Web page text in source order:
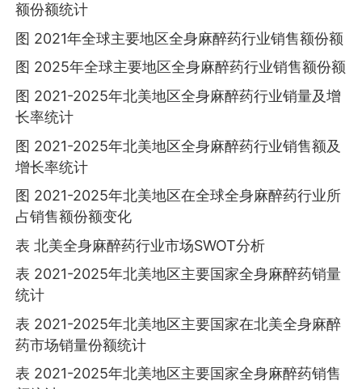
额份额统计
图 2021年全球主要地区全身麻醉药行业销售额份额
图 2025年全球主要地区全身麻醉药行业销售额份额
图 2021-2025年北美地区全身麻醉药行业销量及增
长率统计
图 2021-2025年北美地区全身麻醉药行业销售额及
增长率统计
图 2021-2025年北美地区在全球全身麻醉药行业所
占销售额份额变化
表 北美全身麻醉药行业市场SWOT分析
表 2021-2025年北美地区主要国家全身麻醉药销量
统计
表 2021-2025年北美地区主要国家在北美全身麻醉
药市场销量份额统计
表 2021-2025年北美地区主要国家全身麻醉药销售